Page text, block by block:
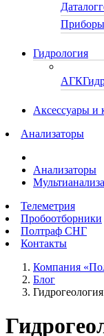
Приборы
Гидрология
АГК
Аксессуары и
Анализаторы
Анализаторы
Телеметрия
Пробоотборники
Полтраф СНГ
Контакты
Компания
Блог
Гидрогеология